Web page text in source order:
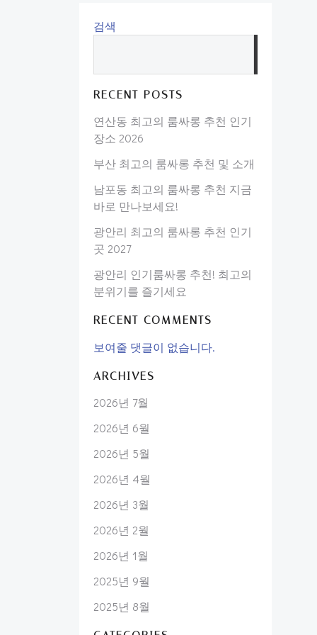
검색
RECENT POSTS
연산동 최고의 룸싸롱 추천 인기
장소 2026
부산 최고의 룸싸롱 추천 및 소개
남포동 최고의 룸싸롱 추천 지금
바로 만나보세요!
광안리 최고의 룸싸롱 추천 인기
곳 2027
광안리 인기룸싸롱 추천! 최고의
분위기를 즐기세요
RECENT COMMENTS
보여줄 댓글이 없습니다.
ARCHIVES
2026년 7월
2026년 6월
2026년 5월
2026년 4월
2026년 3월
2026년 2월
2026년 1월
2025년 9월
2025년 8월